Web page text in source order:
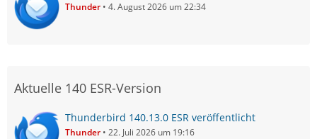
Thunder 4. August 2026 um 22:34
Aktuelle 140 ESR-Version
Thunderbird 140.13.0 ESR veröffentlicht
Thunder 22. Juli 2026 um 19:16